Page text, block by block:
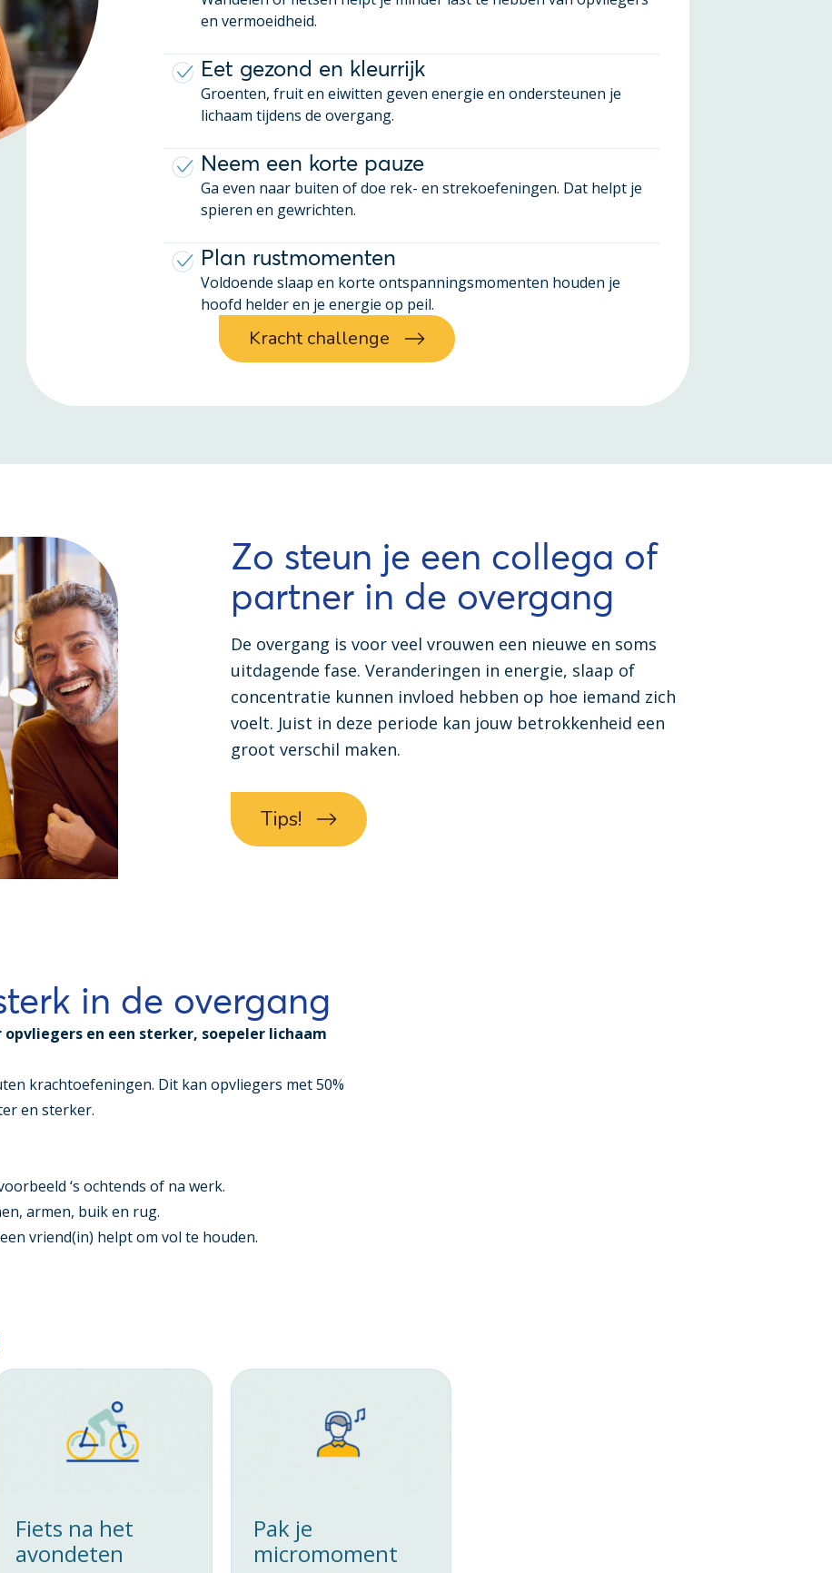
en vermoeidheid.
Eet gezond en kleurrijk
Groenten, fruit en eiwitten geven energie en ondersteunen je
lichaam tijdens de overgang.
Neem een korte pauze
Ga even naar buiten of doe rek- en strekoefeningen. Dat helpt je
spieren en gewrichten.
Plan rustmomenten
Voldoende slaap en korte ontspanningsmomenten houden je
hoofd helder en je energie op peil.
Kracht challenge
Zo steun je een collega of
partner in de overgang
De overgang is voor veel vrouwen een nieuwe en soms
uitdagende fase. Veranderingen in energie, slaap of
concentratie kunnen invloed hebben op hoe iemand zich
voelt. Juist in deze periode kan jouw betrokkenheid een
groot verschil maken.
Tips!
in de overgang
en een sterker, soepeler lichaam
krachtoefeningen. Dit kan opvliegers met 50%
en sterker.
‘s ochtends of na werk.
armen, buik en rug.
vriend(in) helpt om vol te houden.
Fiets na het
avondeten
Pak je
micromoment